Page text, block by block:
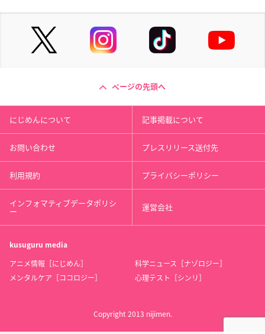
ページの先頭へ
にじめんについて 記事掲載について
お問い合わせ プレスリリース送付先
利用規約 プライバシーポリシー
インフォマティブデータポリシ
ー 運営会社
kusuguru media
アニメ情報［にじめん］
科学ニュース［ナゾロジー］
メンタルケア［ココロジー］
心理テスト［シンリ］
Copyright 2013 nijimen.